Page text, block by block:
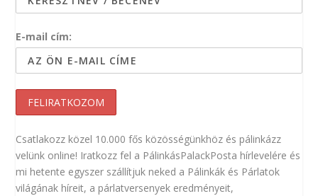
E-mail cím:
Csatlakozz közel 10.000 fős közösségünkhöz és pálinkázz
velünk online! Iratkozz fel a PálinkásPalackPosta hírlevelére és
mi hetente egyszer szállítjuk neked a Pálinkák és Párlatok
világának híreit, a párlatversenyek eredményeit,